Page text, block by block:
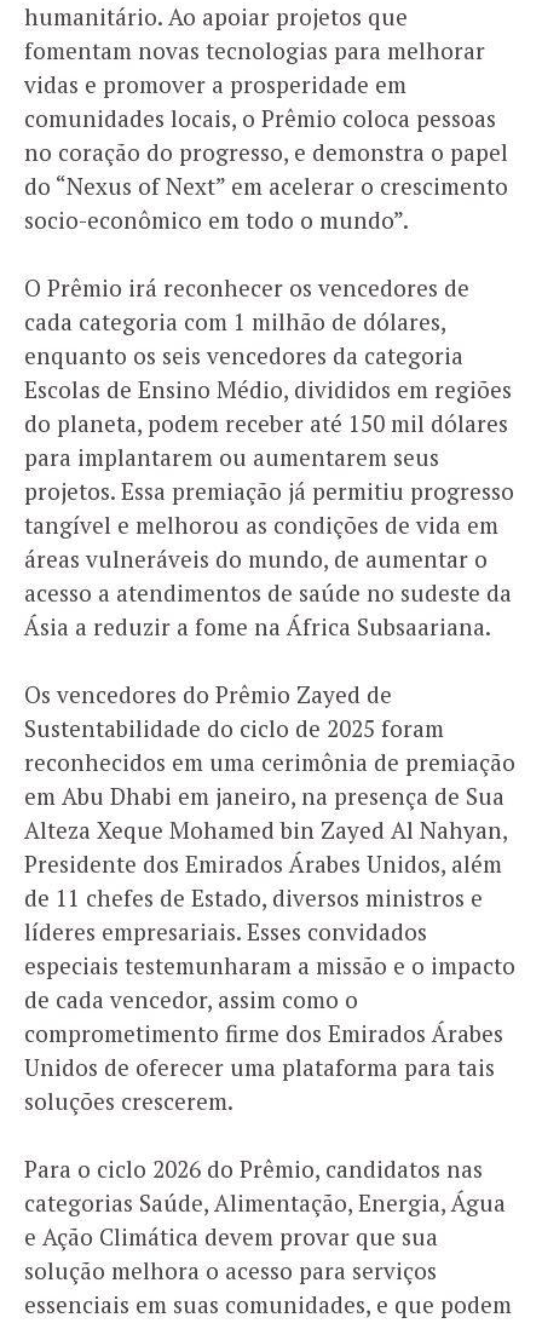
humanitário. Ao apoiar projetos que
fomentam novas tecnologias para melhorar
vidas e promover a prosperidade em
comunidades locais, o Prêmio coloca pessoas
no coração do progresso, e demonstra o papel
do “Nexus of Next” em acelerar o crescimento
socio-econômico em todo o mundo”.
O Prêmio irá reconhecer os vencedores de
cada categoria com 1 milhão de dólares,
enquanto os seis vencedores da categoria
Escolas de Ensino Médio, divididos em regiões
do planeta, podem receber até 150 mil dólares
para implantarem ou aumentarem seus
projetos. Essa premiação já permitiu progresso
tangível e melhorou as condições de vida em
áreas vulneráveis do mundo, de aumentar o
acesso a atendimentos de saúde no sudeste da
Ásia a reduzir a fome na África Subsaariana.
Os vencedores do Prêmio Zayed de
Sustentabilidade do ciclo de 2025 foram
reconhecidos em uma cerimônia de premiação
em Abu Dhabi em janeiro, na presença de Sua
Alteza Xeque Mohamed bin Zayed Al Nahyan,
Presidente dos Emirados Árabes Unidos, além
de 11 chefes de Estado, diversos ministros e
líderes empresariais. Esses convidados
especiais testemunharam a missão e o impacto
de cada vencedor, assim como o
comprometimento firme dos Emirados Árabes
Unidos de oferecer uma plataforma para tais
soluções crescerem.
Para o ciclo 2026 do Prêmio, candidatos nas
categorias Saúde, Alimentação, Energia, Água
e Ação Climática devem provar que sua
solução melhora o acesso para serviços
essenciais em suas comunidades, e que podem